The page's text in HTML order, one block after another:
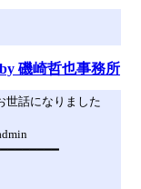
磯崎哲也事務所
世話になりました